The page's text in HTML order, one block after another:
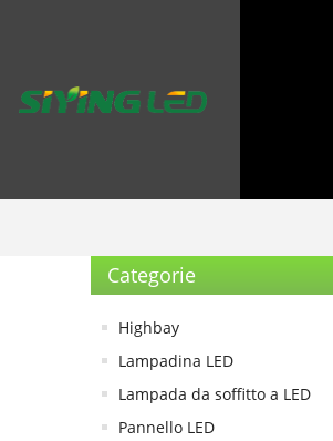
Categorie
Highbay
Lampadina LED
Lampada da soffitto a LED
Pannello LED